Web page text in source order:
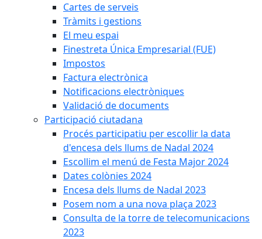
Cartes de serveis
Tràmits i gestions
El meu espai
Finestreta Única Empresarial (FUE)
Impostos
Factura electrònica
Notificacions electròniques
Validació de documents
Participació ciutadana
Procés participatiu per escollir la data
d'encesa dels llums de Nadal 2024
Escollim el menú de Festa Major 2024
Dates colònies 2024
Encesa dels llums de Nadal 2023
Posem nom a una nova plaça 2023
Consulta de la torre de telecomunicacions
2023